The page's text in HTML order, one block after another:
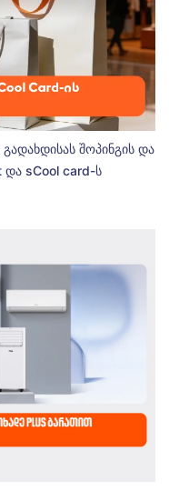
შოპინგის და
და sCool card-ს